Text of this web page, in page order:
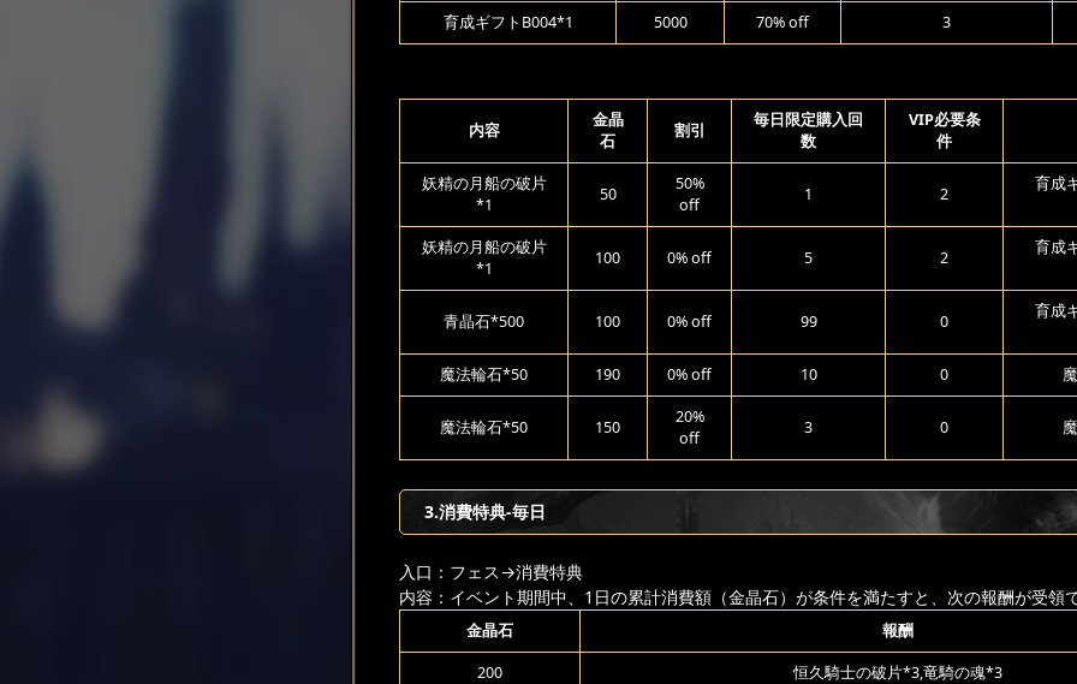
育成ギフトB004*1 5000 70% off 3
内容
金晶
石
割引
毎日限定購入回
数
VIP必要条
件
妖精の月船の破片
*1
50
50%
off
1 2
育成
妖精の月船の破片
*1
100 0% off 5 2
育成
青晶石*500 100 0% off 99 0
育成
魔法輪石*50 190 0% off 10 0
魔法輪石*50 150
20%
off
3 0
3.消費特典-毎日
入口：フェス→消費特典
内容：イベント期間中、1日の累計消費額（金晶石）が条件を満たすと、次の報酬が受領
金晶石 報酬
200 恒久騎士の破片*3,竜騎の魂*3